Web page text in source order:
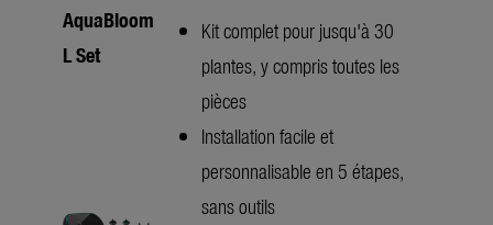
AquaBloom
L Set
Kit complet pour jusqu'à 30
plantes, y compris toutes les
pièces
Installation facile et
personnalisable en 5 étapes,
sans outils